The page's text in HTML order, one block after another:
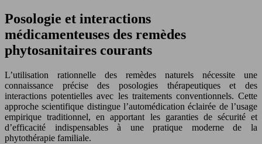
Posologie et interactions
médicamenteuses des remèdes
phytosanitaires courants
L’utilisation rationnelle des remèdes naturels nécessite une
connaissance précise des posologies thérapeutiques et des
interactions potentielles avec les traitements conventionnels. Cette
approche scientifique distingue l’automédication éclairée de l’usage
empirique traditionnel, en apportant les garanties de sécurité et
d’efficacité indispensables à une pratique moderne de la
phytothérapie familiale.